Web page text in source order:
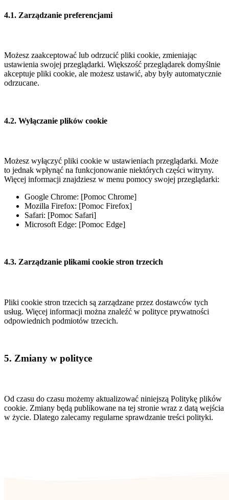
4.1. Zarządzanie preferencjami
Możesz zaakceptować lub odrzucić pliki cookie, zmieniając
ustawienia swojej przeglądarki. Większość przeglądarek domyślnie
akceptuje pliki cookie, ale możesz ustawić, aby były automatycznie
odrzucane.
4.2. Wyłączanie plików cookie
Możesz wyłączyć pliki cookie w ustawieniach przeglądarki. Może
to jednak wpłynąć na funkcjonowanie niektórych części witryny.
Więcej informacji znajdziesz w menu pomocy swojej przeglądarki:
Google Chrome: [Pomoc Chrome]
Mozilla Firefox: [Pomoc Firefox]
Safari: [Pomoc Safari]
Microsoft Edge: [Pomoc Edge]
4.3. Zarządzanie plikami cookie stron trzecich
Pliki cookie stron trzecich są zarządzane przez dostawców tych
usług. Więcej informacji można znaleźć w polityce prywatności
odpowiednich podmiotów trzecich.
5. Zmiany w polityce
Od czasu do czasu możemy aktualizować niniejszą Politykę plików
cookie. Zmiany będą publikowane na tej stronie wraz z datą wejścia
w życie. Dlatego zalecamy regularne sprawdzanie treści polityki.